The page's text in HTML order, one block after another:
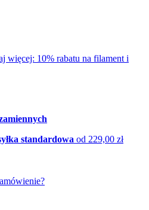
więcej: 10% rabatu na filament i
standardowa od 229,00 zł